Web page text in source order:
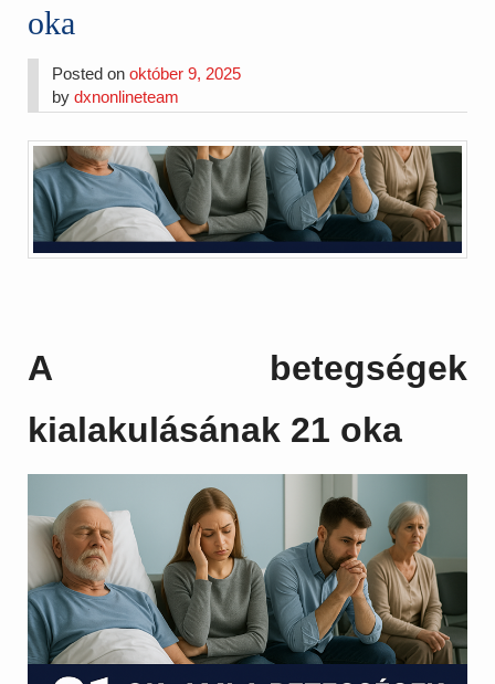
oka
Posted onoktóber 9, 2025
bydxnonlineteam
A betegségek
kialakulásának 21 oka